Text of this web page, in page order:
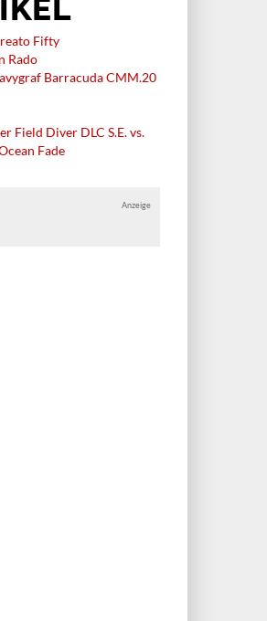
Fifty
Rado
Barracuda CMM.20
Field Diver DLC S.E. vs.
Fade
Anzeige